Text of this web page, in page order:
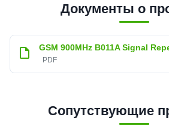
Документы о
GSM 900MHz B011A Signal
PDF
Сопутствующие